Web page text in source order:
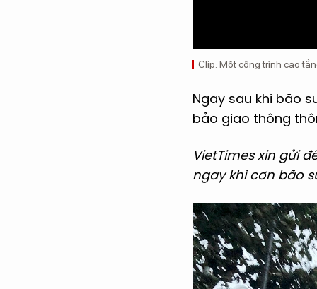
Clip: Một công trình cao
Ngay sau khi bão
bảo giao thông
VietTimes xin gửi
ngay khi cơn bão